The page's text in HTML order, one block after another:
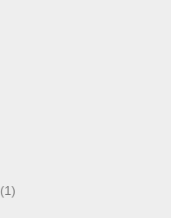
(1)